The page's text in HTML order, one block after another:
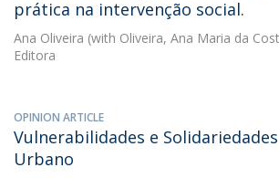
prática na intervenção social.
Ana Oliveira (with Oliveira, Ana Maria da
Editora
OPINION ARTICLE
Vulnerabilidades e
Urbano